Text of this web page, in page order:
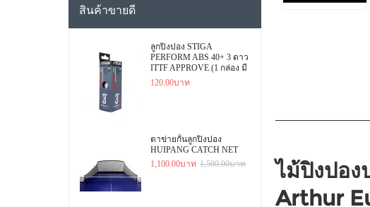
สินค้าขายดี
ลูกปิงปอง STIGA
PERFORM ABS 40+ 3 ดาว
ITTF APPROVE (1 กล่อง มี
3 ลูก)
120.00บาท
ตาข่ายกั้นลูกปิงปอง
HUIPANG CATCH NET
1,100.00บาท 1,500.00บาท
ไม้ปิงปอง
Arthur